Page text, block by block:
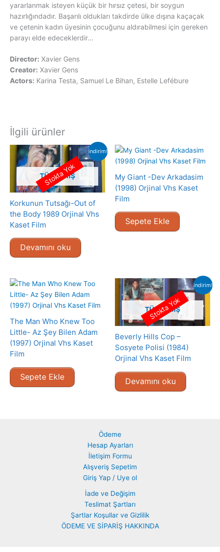
yararlanmak isteyen küçük bir hırsız çetesi, bir soygun
hazırlığındadır. Başarılı oldukları takdirde ülke dışına kaçaçak
ve çetenin kadın üyesinin çocuğunu aldırabilmesi için gereken
parayı elde edeceklerdir...
Director: Xavier Gens
Creator: Xavier Gens
Actors: Karina Testa, Samuel Le Bihan, Estelle Lefébure
İlgili ürünler
indirim!
TÜKENMIŞ
Korkunun Tutsağı-Out of
the Body 1989 Orjinal Vhs
Kaset Film
Devamını oku
Stokta Yok
My Giant -Dev Arkadasim
(1998) Orjinal Vhs Kaset
Film
Sepete Ekle
The Man Who Knew Too
Little- Az Şey Bilen Adam
(1997) Orjinal Vhs Kaset
Film
Sepete Ekle
indirim!
TÜKENMIŞ
Beverly Hills Cop –
Sosyete Polisi (1984)
Orjinal Vhs Kaset Film
Devamını oku
Stokta Yok
Ödeme
Hesap Ayarları
İletişim Formu
Alışveriş Sepetim
Giriş Yap / Uye ol
İade ve Değişim
Teslimat Şartları
Şartlar Koşullar ve Gizlilik
ÖDEME VE SİPARİŞ HAKKINDA